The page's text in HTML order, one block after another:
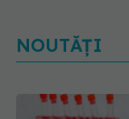
NOUTĂȚI